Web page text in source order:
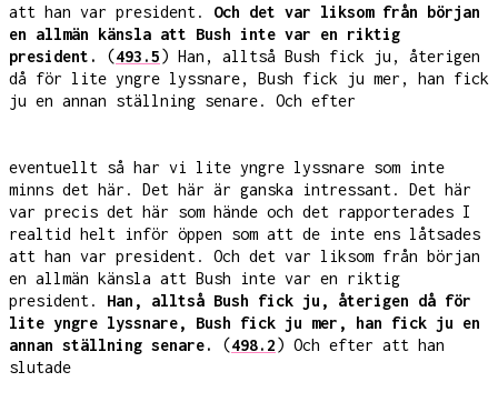
att han var president. Och det var liksom från början
en allmän känsla att Bush inte var en riktig
president.
(493.5) Han, alltså Bush fick ju, återigen
då för lite yngre lyssnare, Bush fick ju mer, han fick
ju en annan ställning senare. Och efter
eventuellt så har vi lite yngre lyssnare som inte
minns det här. Det här är ganska intressant. Det här
var precis det här som hände och det rapporterades I
realtid helt inför öppen som att de inte ens låtsades
att han var president. Och det var liksom från början
en allmän känsla att Bush inte var en riktig
president. Han, alltså Bush fick ju, återigen då för
lite yngre lyssnare, Bush fick ju mer, han fick ju en
annan ställning senare.
(498.2) Och efter att han
slutade